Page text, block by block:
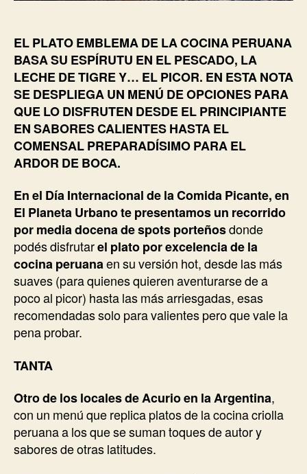
EL PLATO EMBLEMA DE LA COCINA PERUANA
BASA SU ESPÍRUTU EN EL PESCADO, LA
LECHE DE TIGRE Y… EL PICOR. EN ESTA NOTA
SE DESPLIEGA UN MENÚ DE OPCIONES PARA
QUE LO DISFRUTEN DESDE EL PRINCIPIANTE
EN SABORES CALIENTES HASTA EL
COMENSAL PREPARADÍSIMO PARA EL
ARDOR DE BOCA.
En el Día Internacional de la Comida Picante, en
El Planeta Urbano te presentamos un recorrido
por media docena de spots porteñosdonde
podés disfrutarel plato por excelencia de la
cocina peruanaen su versión hot, desde las más
suaves (para quienes quieren aventurarse de a
poco al picor) hasta las más arriesgadas, esas
recomendadas solo para valientes pero que vale la
pena probar.
TANTA
Otro de los locales de Acurio en la Argentina,
con un menú que replica platos de la cocina criolla
peruana a los que se suman toques de autor y
sabores de otras latitudes.